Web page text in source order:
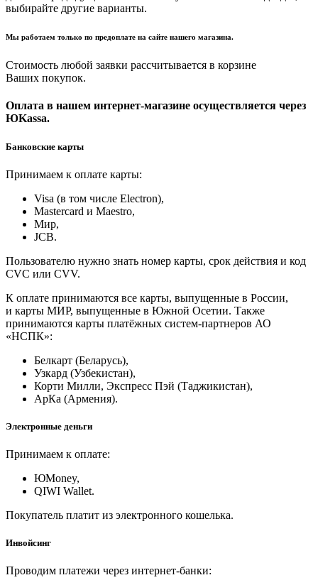
выбирайте другие варианты.
Мы работаем только по предоплате на сайте нашего магазина.
Стоимость любой заявки рассчитывается в корзине
Ваших покупок.
Оплата в нашем интернет-магазине осуществляется через
ЮKassa.
Банковские карты
Принимаем к оплате карты:
Visa (в том числе Electron),
Masterсard и Maestro,
Мир,
JCB.
Пользователю нужно знать номер карты, срок действия и код
CVC или CVV.
К оплате принимаются все карты, выпущенные в России,
и карты МИР, выпущенные в Южной Осетии. Также
принимаются карты платёжных систем-партнеров АО
«НСПК»:
Белкарт (Беларусь),
Узкард (Узбекистан),
Корти Милли, Экспресс Пэй (Таджикистан),
АрКа (Армения).
Электронные деньги
Принимаем к оплате:
ЮMoney,
QIWI Wallet.
Покупатель платит из электронного кошелька.
Инвойсинг
Проводим платежи через интернет-банки: